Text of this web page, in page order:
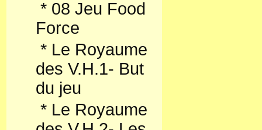
* 08 Jeu Food
Force
* Le Royaume
des V.H.1- But
du jeu
* Le Royaume